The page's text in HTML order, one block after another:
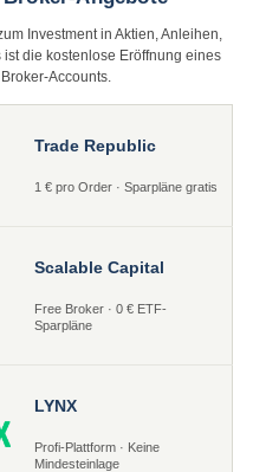
Investment in Aktien, Anleihen,
ist die kostenlose Eröffnung eines
Broker-Accounts.
Trade Republic
1 € pro Order · Sparpläne gratis
Scalable Capital
Free Broker · 0 € ETF-
Sparpläne
LYNX
Profi-Plattform · Keine
Mindesteinlage